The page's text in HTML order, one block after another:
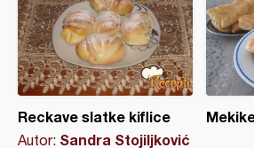
Reckave slatke kiflice
Autor: Sandra Stojiljković